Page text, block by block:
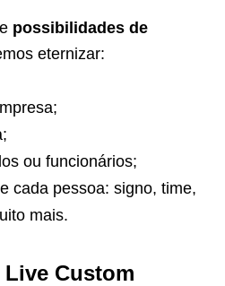
possibilidades de
eternizar:
ou funcionários;
cada pessoa: signo, time,
mais.
Custom